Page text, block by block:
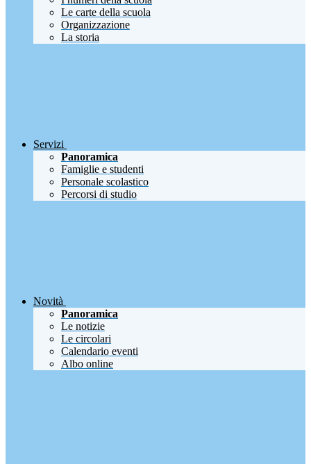
Le carte della scuola
Organizzazione
La storia
Servizi
Panoramica
Famiglie e studenti
Personale scolastico
Percorsi di studio
Novità
Panoramica
Le notizie
Le circolari
Calendario eventi
Albo online